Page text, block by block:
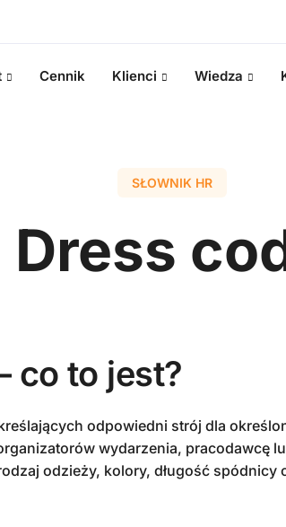
Cennik Klienci Wiedza
SŁOWNIK HR
Dress
co to jest?
odpowiedni strój dla
wydarzenia, pracodawcę
odzieży, kolory, długość spódnicy